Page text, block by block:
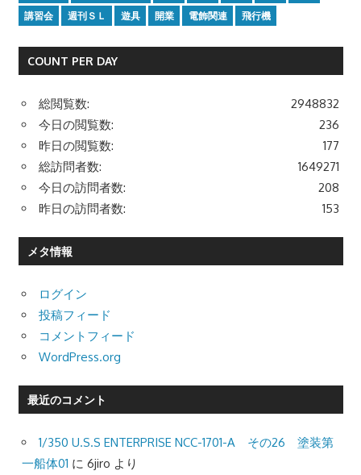
講習会
週刊ＳＬ 遊具 開業 電飾関連 飛行機
COUNT PER DAY
2948832
総閲覧数:
236
今日の閲覧数:
177
昨日の閲覧数:
1649271
総訪問者数:
208
今日の訪問者数:
153
昨日の訪問者数:
メタ情報
ログイン
投稿フィード
コメントフィード
WordPress.org
最近のコメント
1/350 U.S.S ENTERPRISE NCC-1701-A その26 塗装第
一船体01 に 6jiro より